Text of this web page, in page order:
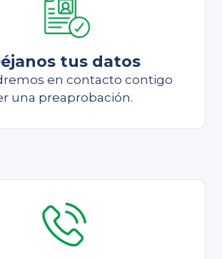
tus datos
en contacto contigo
una preaprobación.